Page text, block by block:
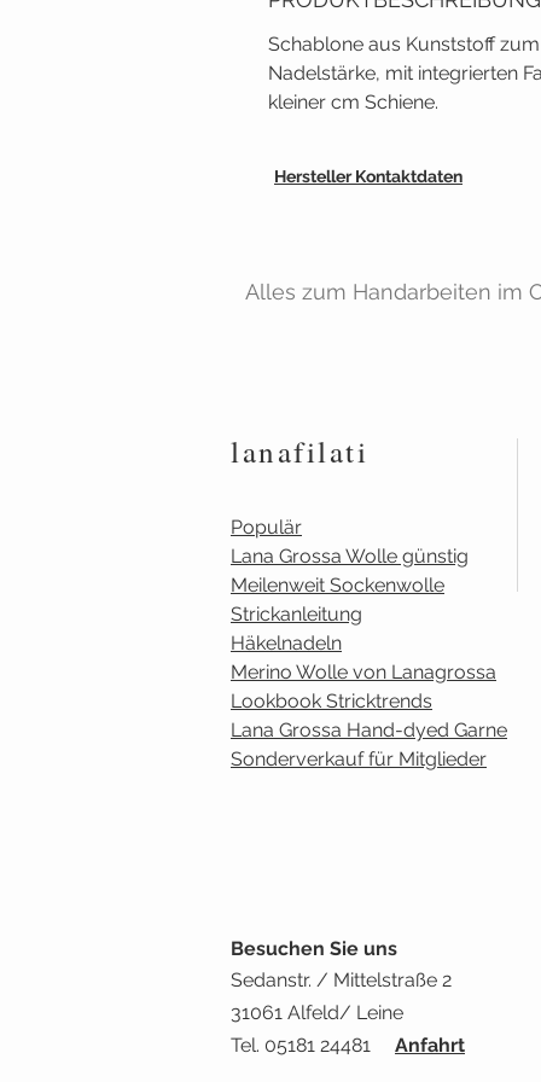
Schablone aus Kunststoff
Nadelstärke, mit integrierten
kleiner cm Schiene.
Hersteller Kontaktdaten
Alles zum Handarbeiten im
lanafilati
Populär
Lana Grossa Wolle günstig
Meilenweit Sockenwolle
Strickanleitung
Häkelnadeln
Merino Wolle von Lanagrossa
Lookbook Stricktrends
Lana Grossa Hand-dyed Garne
Sonderverkauf für Mitglieder
Besuchen Sie uns
Sedanstr. / Mittelstraße 2
31061 Alfeld/ Leine
Tel. 05181 24481
Anfahrt